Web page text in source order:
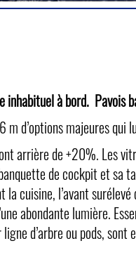
à bord. Pavois
m d’options majeures
arrière de +20%. Les
de cockpit et
cuisine, l’avant
abondante lumière.
d’arbre ou pods, sont